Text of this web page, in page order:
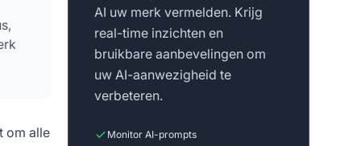
om alle
AI uw merk vermelden. Krijg
real-time inzichten en
bruikbare aanbevelingen om
uw AI-aanwezigheid te
verbeteren.
Monitor AI-prompts